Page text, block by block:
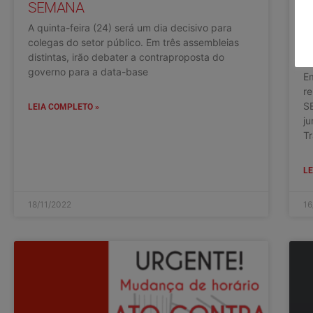
SEMANA
A quinta-feira (24) será um dia decisivo para
colegas do setor público. Em três assembleias
distintas, irão debater a contraproposta do
governo para a data-base
LEIA COMPLETO »
18/11/2022